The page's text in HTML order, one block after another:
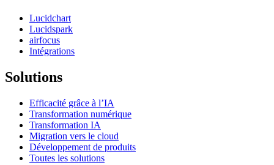
Lucidchart
Lucidspark
airfocus
Intégrations
Solutions
Efficacité grâce à l’IA
Transformation numérique
Transformation IA
Migration vers le cloud
Développement de produits
Toutes les solutions